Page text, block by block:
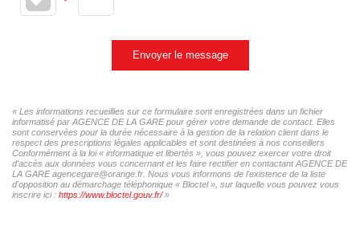
Envoyer le message
« Les informations recueillies sur ce formulaire sont enregistrées dans un fichier
informatisé par AGENCE DE LA GARE pour gérer votre demande de contact. Elles
sont conservées pour la durée nécessaire à la gestion de la relation client dans le
respect des prescriptions légales applicables et sont destinées à nos conseillers
Conformément à la loi « informatique et libertés », vous pouvez exercer votre droit
d'accès aux données vous concernant et les faire rectifier en contactant AGENCE DE
LA GARE agencegare@orange.fr. Nous vous informons de l'existence de la liste
d'opposition au démarchage téléphonique « Bloctel », sur laquelle vous pouvez vous
inscrire ici : https://www.bloctel.gouv.fr/»